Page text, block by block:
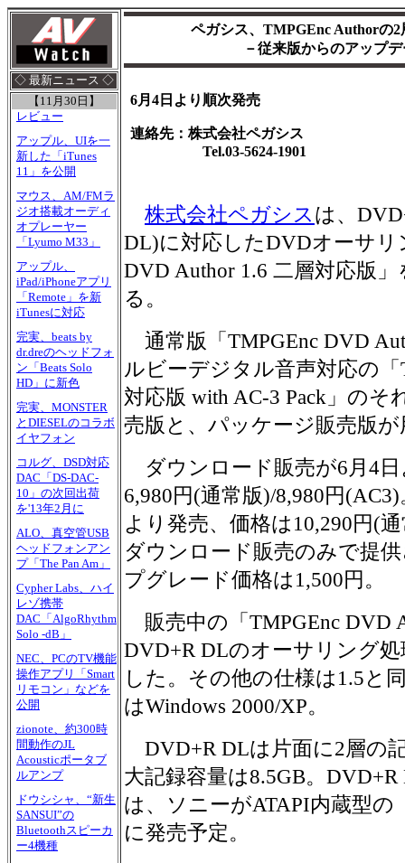
◇ 最新ニュース ◇
【11月30日】
レビュー
アップル、UIを一
新した「iTunes
11」を公開
マウス、AM/FMラ
ジオ搭載オーディ
オプレーヤー
「Lyumo M33」
アップル、
iPad/iPhoneアプリ
「Remote」を新
iTunesに対応
完実、beats by
dr.dreのヘッドフォ
ン「Beats Solo
HD」に新色
完実、MONSTER
とDIESELのコラボ
イヤフォン
コルグ、DSD対応
DAC「DS-DAC-
10」の次回出荷
を'13年2月に
ALO、真空管USB
ヘッドフォンアン
プ「The Pan Am」
Cypher Labs、ハイ
レゾ携帯
DAC「AlgoRhythm
Solo -dB」
NEC、PCのTV機能
操作アプリ「Smart
リモコン」などを
公開
zionote、約300時
間動作のJL
Acousticポータブ
ルアンプ
ドウシシャ、“新生
SANSUI”の
Bluetoothスピーカ
ー4機種
ペガシス、TMPGEnc Authorの
－従来版からのアップ
6月4日より順次発売
連絡先：株式会社ペガシス
Tel.03-5624-1901
株式会社ペガシス は、
DL)に対応したDVDオーサリ
DVD Author 1.6 二層対応版
る。
通常版「TMPGEnc DVD
ルビーデジタル音声対応の「
対応版 with AC-3 Pack」の
売版と、パッケージ販売版
ダウンロード販売が6月4
6,980円(通常版)/8,980円
より発売、価格は10,290円(
ダウンロード販売のみで提
プグレード価格は1,500円。
販売中の「TMPGEnc DVD
DVD+R DLのオーサリング
した。その他の仕様は1.5と
はWindows 2000/XP。
DVD+R DLは片面に2層の
大記録容量は8.5GB。
は、ソニーがATAPI内蔵型の
に発売予定。